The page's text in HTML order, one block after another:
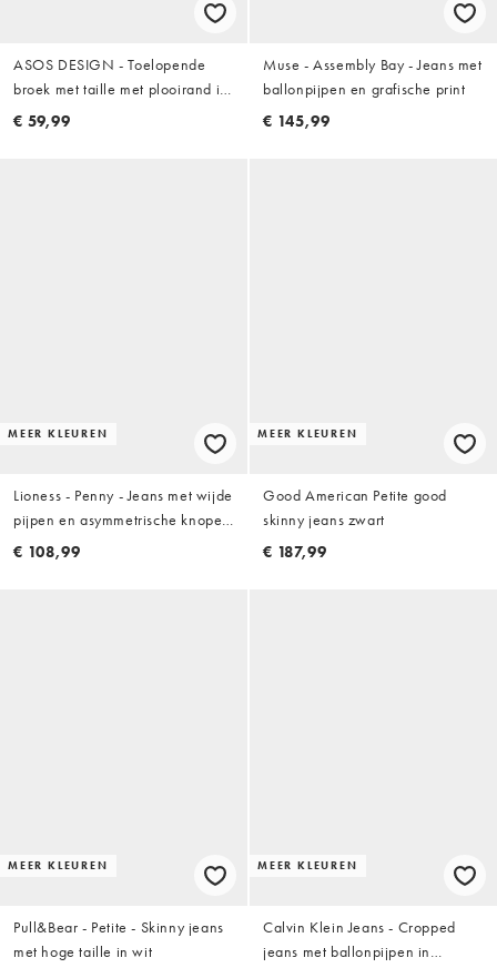
ASOS DESIGN - Toelopende
broek met taille met plooirand in
ecru
€ 59,99
Muse - Assembly Bay - Jeans met
ballonpijpen en grafische print
€ 145,99
MEER KLEUREN
Lioness - Penny - Jeans met wijde
pijpen en asymmetrische knopen
in wit
€ 108,99
MEER KLEUREN
Good American Petite good
skinny jeans zwart
€ 187,99
MEER KLEUREN
Pull&Bear - Petite - Skinny jeans
met hoge taille in wit
MEER KLEUREN
Calvin Klein Jeans - Cropped
jeans met ballonpijpen in